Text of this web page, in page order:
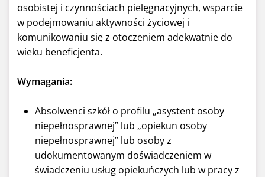
osobistej i czynnościach pielęgnacyjnych, wsparcie
w podejmowaniu aktywności życiowej i
komunikowaniu się z otoczeniem adekwatnie do
wieku beneficjenta.
Wymagania:
Absolwenci szkół o profilu „asystent osoby
niepełnosprawnej” lub „opiekun osoby
niepełnosprawnej” lub osoby z
udokumentowanym doświadczeniem w
świadczeniu usług opiekuńczych lub w pracy z